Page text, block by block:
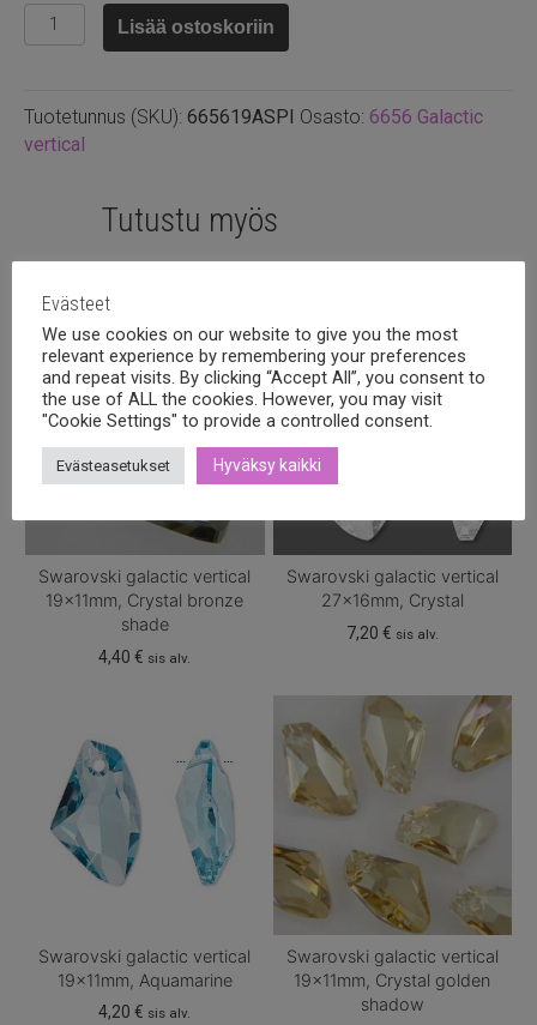
Swarovski
galactic
Crystal
astral
Lisää ostoskoriin
Tuotetunnus (SKU): 665619ASPI Osasto: 6656 Galactic
vertical
Tutustu myös
Swarovski galactic vertical
19x11mm, Crystal bronze
shade
4,40€ sis alv.
Swarovski galactic vertical
27x16mm, Crystal
7,20 € sis alv.
Swarovski galactic vertical
19x11mm, Aquamarine
4,20€ sis alv.
Swarovski galactic vertical
19x11mm, Crystal golden
shadow
Evästeet
We use cookies on our website to give you the most
relevant experience by remembering your preferences
and repeat visits. By clicking “Accept All”, you consent to
the use of ALL the cookies. However, you may visit
"Cookie Settings" to provide a controlled consent.
Evästeasetukset Hyväksy kaikki